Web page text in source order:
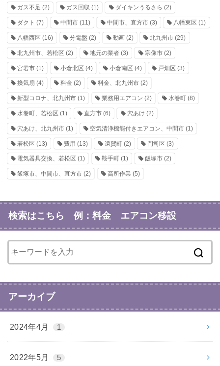
ガス不足 (2) ガス回収 (1) ダイキンうるさら (2)
ダクト (7) 中間市(11) 中間市、直方市(3) 八幡東区 (1)
八幡西区 (16) 分電盤 (2) 動画(2) 北九州市 (29)
北九州市、若松区 (2) 地元の業者(3) 宗像市(2)
宮若市 (1) 小倉北区 (4) 小倉南区 (4) 戸畑区 (3)
換気扇 (4) 料金 (2) 料金、北九州市(2)
新型コロナ、北九州市 (1) 業務用エアコン (2) 水巻町(8)
水巻町、若松区 (1) 直方市(6) 穴あけ (2)
穴あけ、北九州市 (1) 空気清浄機能付きエアコン、中間市(1)
若松区 (13) 費用 (13) 遠賀町(2) 門司区 (3)
電気器具交換、若松区 (1) 鞍手町(1) 飯塚市(2)
飯塚市、中間市、直方市 (2) 高所作業(5)
検索はこちら 例：料金 エアコン移設
アーカイブ
2024年4月 1
2022年5月 5